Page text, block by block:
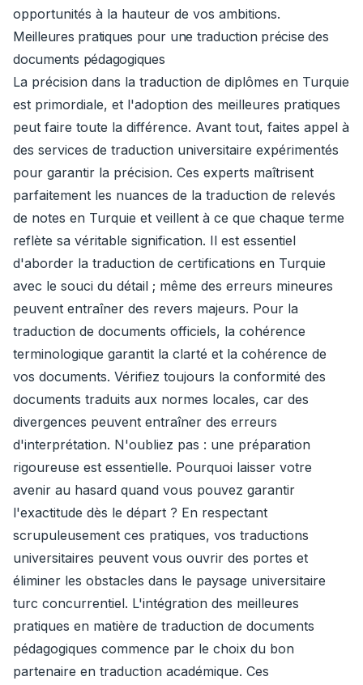
opportunités à la hauteur de vos ambitions.
Meilleures pratiques pour une traduction précise des
documents pédagogiques
La précision dans la traduction de diplômes en Turquie
est primordiale, et l'adoption des meilleures pratiques
peut faire toute la différence. Avant tout, faites appel à
des services de traduction universitaire expérimentés
pour garantir la précision. Ces experts maîtrisent
parfaitement les nuances de la traduction de relevés
de notes en Turquie et veillent à ce que chaque terme
reflète sa véritable signification. Il est essentiel
d'aborder la traduction de certifications en Turquie
avec le souci du détail ; même des erreurs mineures
peuvent entraîner des revers majeurs. Pour la
traduction de documents officiels, la cohérence
terminologique garantit la clarté et la cohérence de
vos documents. Vérifiez toujours la conformité des
documents traduits aux normes locales, car des
divergences peuvent entraîner des erreurs
d'interprétation. N'oubliez pas : une préparation
rigoureuse est essentielle. Pourquoi laisser votre
avenir au hasard quand vous pouvez garantir
l'exactitude dès le départ ? En respectant
scrupuleusement ces pratiques, vos traductions
universitaires peuvent vous ouvrir des portes et
éliminer les obstacles dans le paysage universitaire
turc concurrentiel. L'intégration des meilleures
pratiques en matière de traduction de documents
pédagogiques commence par le choix du bon
partenaire en traduction académique. Ces